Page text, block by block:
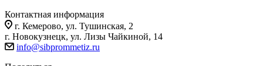
Контактная информация
г. Кемерово, ул. Тушинская, 2
г. Новокузнецк, ул. Лизы Чайкиной, 14
info@sibprommetiz.ru